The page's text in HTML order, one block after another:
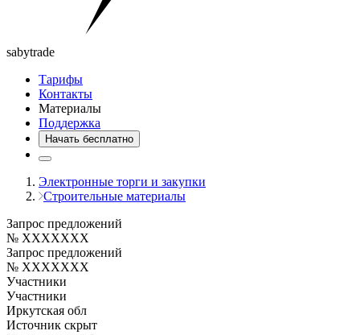
Тарифы
Материалы
Поддержка
Начать бесплатно
Электронные торги и закупки
Запрос предложений
Запрос предложений
№ XXXXXXX
Участники
Участники
Иркутская обл
Источник скрыт
Иргиредмет, АО